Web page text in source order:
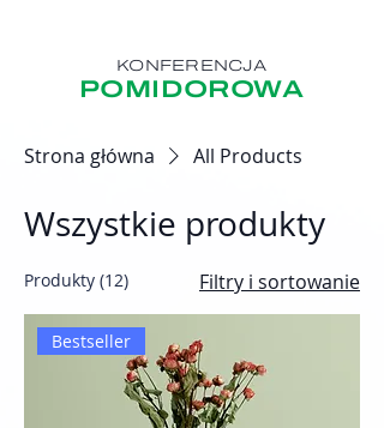
KONFERENCJA
POMIDOROWA
Strona główna All Products
Wszystkie produkty
Produkty (12) Filtry i sortowanie
Bestseller